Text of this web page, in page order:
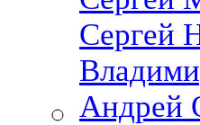
Сергей
Андрей